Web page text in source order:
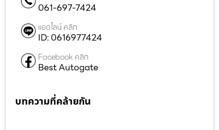
061-697-7424
แอดไลน์ คลิก
ID: 0616977424
Facebook คลิก
Best Autogate
บทความที่คล้ายกัน